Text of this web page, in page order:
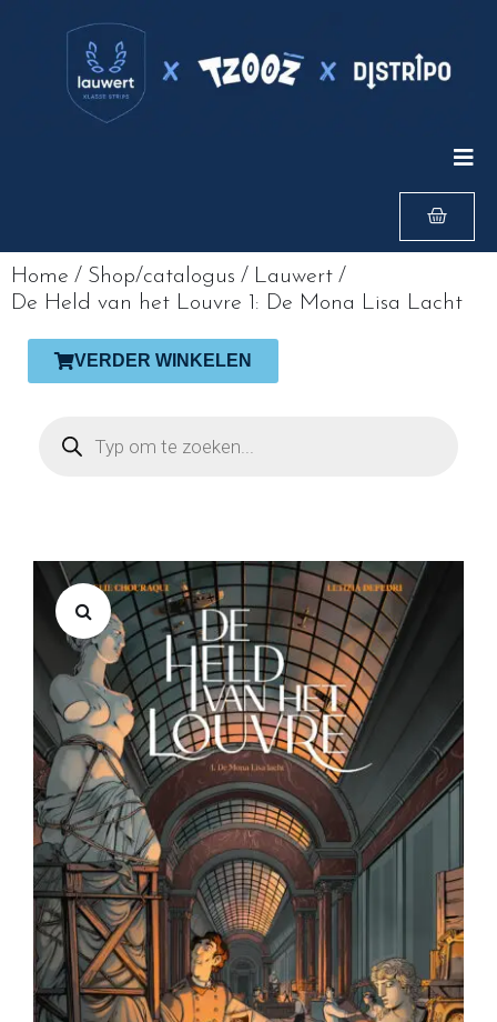
Home / Shop/catalogus / Lauwert /
De Held van het Louvre 1: De Mona Lisa Lacht
VERDER WINKELEN